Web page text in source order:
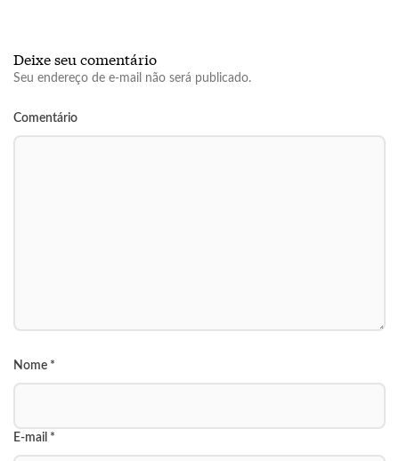
Deixe seu comentário
Seu endereço de e-mail não será publicado.
Comentário
Nome *
E-mail *